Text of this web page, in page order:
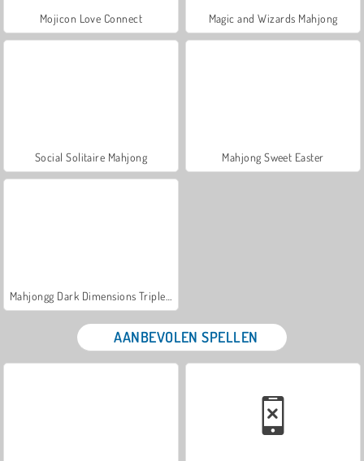
Mojicon Love Connect Magic and Wizards Mahjong
Social Solitaire Mahjong Mahjong Sweet Easter
AANBEVOLEN SPELLEN